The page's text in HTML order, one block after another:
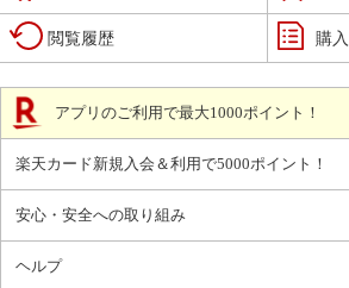
閲覧履歴 購
アプリのご利用で最大1000ポイント！
楽天カード新規入会＆利用で5000ポイント！
安心・安全への取り組み
ヘルプ